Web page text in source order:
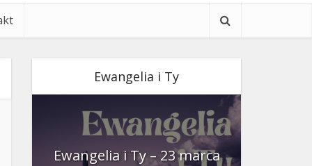
Ewangelia i Ty
Ewangelia i Ty – 23 marca